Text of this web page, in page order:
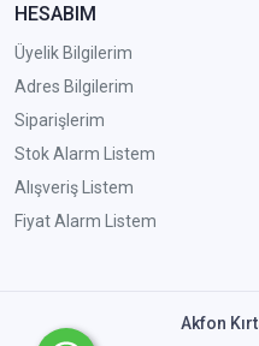
HESABIM
Üyelik Bilgilerim
Adres Bilgilerim
Siparişlerim
Stok Alarm Listem
Alışveriş Listem
Fiyat Alarm Listem
Akfon